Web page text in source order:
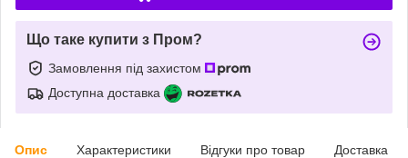
Що таке купити з Пром?
Замовлення під захистом
Доступна доставка
Опис Характеристики Відгуки про товар Доставка